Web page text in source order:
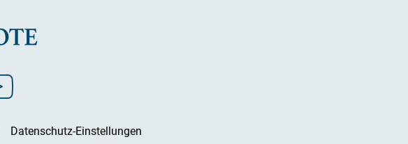
Datenschutz-Einstellungen